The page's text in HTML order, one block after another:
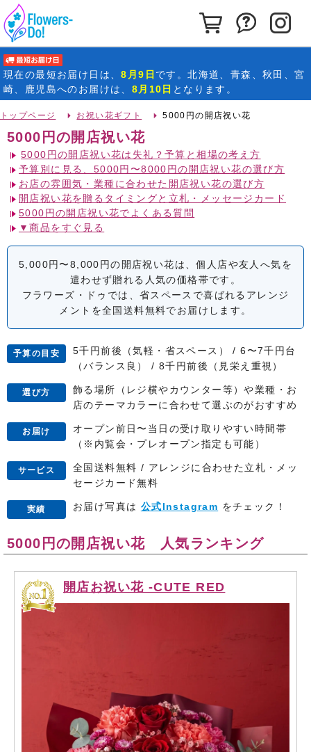
カートを見る
お問い合
現在の最短お届け日 は、8月9日 です。北海道、青森、秋田、宮
崎、鹿児島へのお届けは、 8月10日 となります。
トップページ お祝い花ギフト 5000円の開店祝い花
5000円の開店祝い花
5000円の開店祝い花は失礼？予算と相場の考え方
予算別に見る、5000円〜8000円の開店祝い花の選び方
お店の雰囲気・業種に合わせた開店祝い花の選び方
開店祝い花を贈るタイミングと立札・メッセージカード
5000円の開店祝い花でよくある質問
▼商品をすぐ見る
5,000円〜8,000円の開店祝い花は、個人店や友人へ気を
遣わせず贈れる人気の価格帯です。
フラワーズ・ドゥでは、省スペースで喜ばれるアレンジ
メントを全国送料無料でお届けします。
予算の目安
5千円前後（気軽・省スペース） / 6〜7千円台
（バランス良） / 8千円前後（見栄え重視）
選び方
飾る場所（レジ横やカウンター等）や業種・お
店のテーマカラーに合わせて選ぶのがおすすめ
お届け
オープン前日〜当日の受け取りやすい時間帯
（※内覧会・プレオープン指定も可能）
サービス
全国送料無料 / アレンジに合わせた立札・メッ
セージカード無料
実績 お届け写真は 公式Instagram をチェック！
5000円の開店祝い花 人気ランキング
開店お祝い花 -CUTE RED